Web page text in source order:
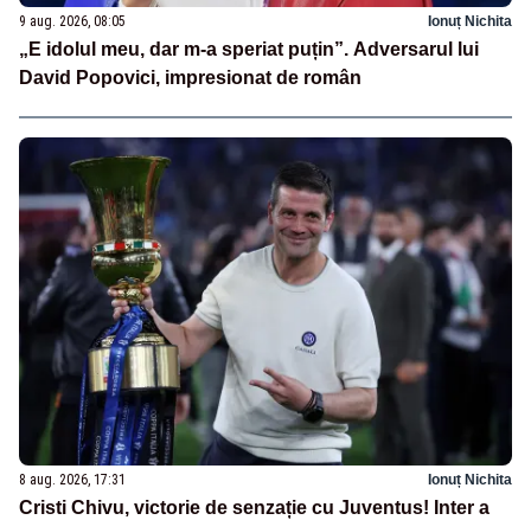
9 aug. 2026, 08:05 Ionuț Nichita
„E idolul meu, dar m-a speriat puțin”. Adversarul lui
David Popovici, impresionat de român
8 aug. 2026, 17:31 Ionuț Nichita
Cristi Chivu, victorie de senzație cu Juventus! Inter a